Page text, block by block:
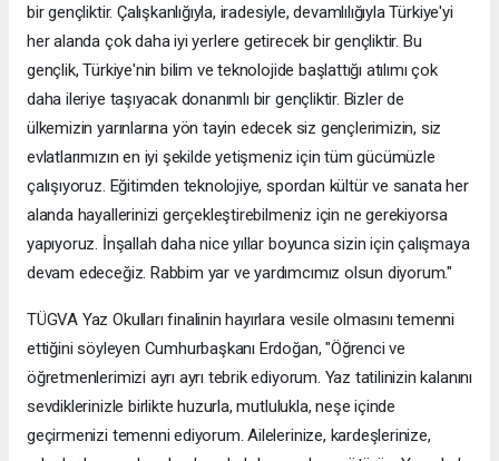
bir gençliktir. Çalışkanlığıyla, iradesiyle, devamlılığıyla Türkiye'yi
her alanda çok daha iyi yerlere getirecek bir gençliktir. Bu
gençlik, Türkiye'nin bilim ve teknolojide başlattığı atılımı çok
daha ileriye taşıyacak donanımlı bir gençliktir. Bizler de
ülkemizin yarınlarına yön tayin edecek siz gençlerimizin, siz
evlatlarımızın en iyi şekilde yetişmeniz için tüm gücümüzle
çalışıyoruz. Eğitimden teknolojiye, spordan kültür ve sanata her
alanda hayallerinizi gerçekleştirebilmeniz için ne gerekiyorsa
yapıyoruz. İnşallah daha nice yıllar boyunca sizin için çalışmaya
devam edeceğiz. Rabbim yar ve yardımcımız olsun diyorum."
TÜGVA Yaz Okulları finalinin hayırlara vesile olmasını temenni
ettiğini söyleyen Cumhurbaşkanı Erdoğan, "Öğrenci ve
öğretmenlerimizi ayrı ayrı tebrik ediyorum. Yaz tatilinizin kalanını
sevdiklerinizle birlikte huzurla, mutlulukla, neşe içinde
geçirmenizi temenni ediyorum. Ailelerinize, kardeşlerinize,